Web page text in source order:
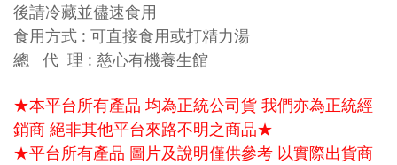
後請冷藏並儘速食用
食用方式 : 可直接食用或打精力湯
總 代 理 : 慈心有機養生館
★本平台所有產品 均為正統公司貨 我們亦為正統經
銷商 絕非其他平台來路不明之商品★
★平台所有產品 圖片及說明僅供參考 以實際出貨商